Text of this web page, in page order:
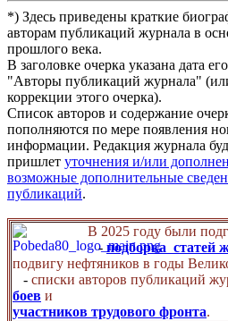
*) Здесь приведены краткие
авторам публикаций журнала в
прошлого века.
В заголовке очерка указана дата
"Авторы публикаций журнала"
коррекции этого очерка).
Список авторов и содержание
пополняются по мере появления
информации. Редакция журнала
пришлет уточнения и/или
возможные дополнительные
публикаций.
В 2025 году были
- подборка статей
подвигу нефтяников в годы
- списки авторов публикаций
боев и
участников трудового фронта.